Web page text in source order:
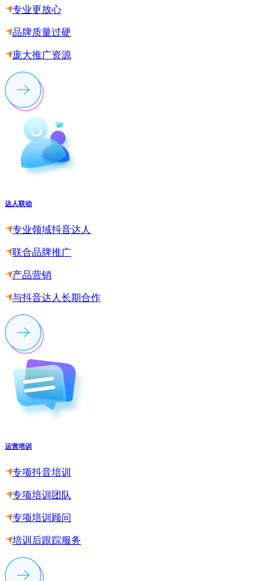
专业更放心
品牌质量过硬
庞大推广资源
达人联动
专业领域抖音达人
联合品牌推广
产品营销
与抖音达人长期合作
运营培训
专项抖音培训
专项培训团队
专项培训顾问
培训后跟踪服务